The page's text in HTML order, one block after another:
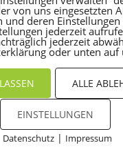
von uns eingesetzten
und deren
jederzeit
jederzeit
oder unten auf
ALLE
EINSTELLUNGEN
Datenschutz| Impressum